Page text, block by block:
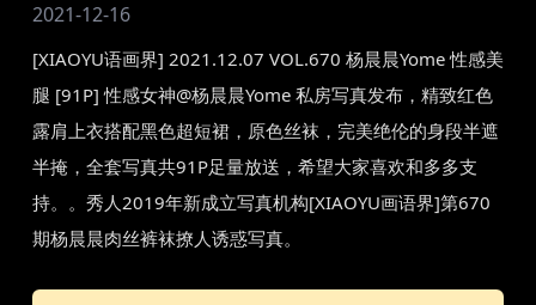
2021-12-16
[XIAOYU语画界] 2021.12.07 VOL.670 杨晨晨Yome 性感美
腿 [91P] 性感女神@杨晨晨Yome 私房写真发布，精致红色
露肩上衣搭配黑色超短裙，原色丝袜，完美绝伦的身段半遮
半掩，全套写真共91P足量放送，希望大家喜欢和多多支
持。。秀人2019年新成立写真机构[XIAOYU画语界]第670
期杨晨晨肉丝裤袜撩人诱惑写真。